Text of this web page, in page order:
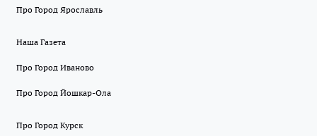
Про Город Ярославль
Наша Газета
Про Город Иваново
Про Город Йошкар-Ола
Про Город Курск